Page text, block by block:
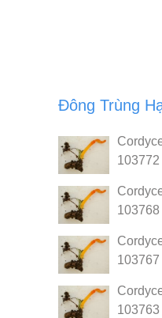
Đông Trùng
103772
103768
103767
103763